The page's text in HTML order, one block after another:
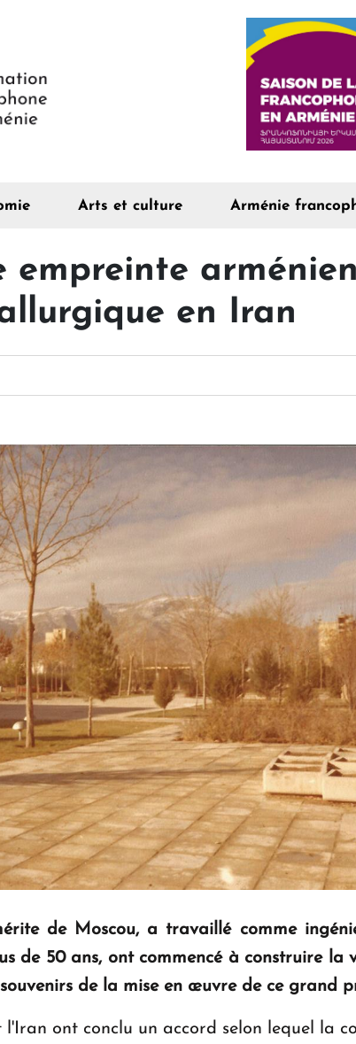
Arts et culture Arménie
empreinte
en Iran
de Moscou, a travaillé comme
de 50 ans, ont commencé à construire la
de la mise en œuvre de ce grand
l'Iran ont conclu un accord selon lequel la